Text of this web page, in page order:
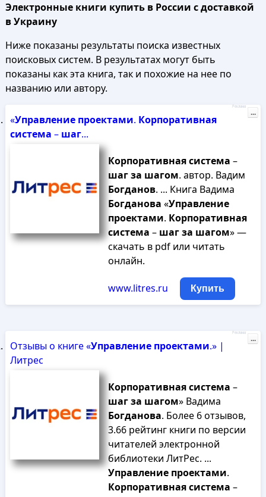
Электронные книги купить в России с доставкой
в Украину
Ниже показаны результаты поиска известных
поисковых систем. В результатах могут быть
показаны как эта книга, так и похожие на нее по
названию или автору.
«Управление проектами. Корпоративная
система – шаг...
Корпоративнаясистема –
шагза шагом. автор. Вадим
Богданов. ... Книга Вадима
Богданова «Управление
проектами. Корпоративная
система – шагза шагом» —
скачать в pdf или читать
онлайн.
www.litres.ru Купить
Реклама
...
Отзывы о книге «Управление проектами.» |
Литрес
Корпоративнаясистема –
шагза шагом» Вадима
Богданова. Более 6 отзывов,
3.66 рейтинг книги по версии
читателей электронной
библиотеки ЛитРес. ...
Управление проектами.
Корпоративнаясистема –
Реклама
...